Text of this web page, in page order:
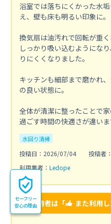
浴室では落ちにくかった水
え、壁も床も明るい印象に。
換気扇は油汚れで回転が重
しっかり吸い込むようにな
りにくくなりました。
キッチンも細部まで磨かれ
の良い状態に。
全体が清潔に整ったことで家
過ごす時間の快適さが違い
水回り清掃
投稿日：2026/07/04
投稿者
利用業者： Ledope
この利用者は「 また利用
セーフリー
安心の理由